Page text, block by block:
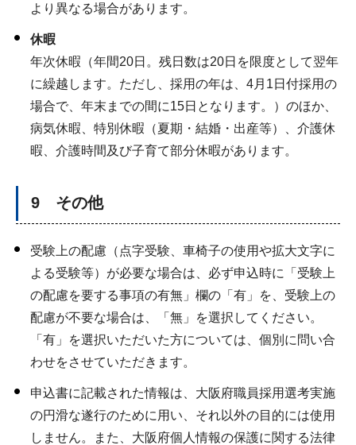
より異なる場合があります。
休暇
年次休暇（年間20日。残日数は20日を限度として翌年
に繰越します。ただし、採用の年は、4月1日付採用の
場合で、年末までの間に15日となります。）のほか、
病気休暇、特別休暇（夏期・結婚・出産等）、介護休
暇、介護時間及び子育て部分休暇があります。
9 その他
受験上の配慮（点字受験、車椅子の使用や拡大文字に
よる受験等）が必要な場合は、必ず申込時に「受験上
の配慮を要する事項の有無」欄の「有」を、受験上の
配慮が不要な場合は、「無」を選択してください。
「有」を選択いただいた方については、個別に問い合
わせをさせていただきます。
申込書に記載された情報は、大阪府職員採用選考実施
の円滑な遂行のために用い、それ以外の目的には使用
しません。また、大阪府個人情報の保護に関する法律